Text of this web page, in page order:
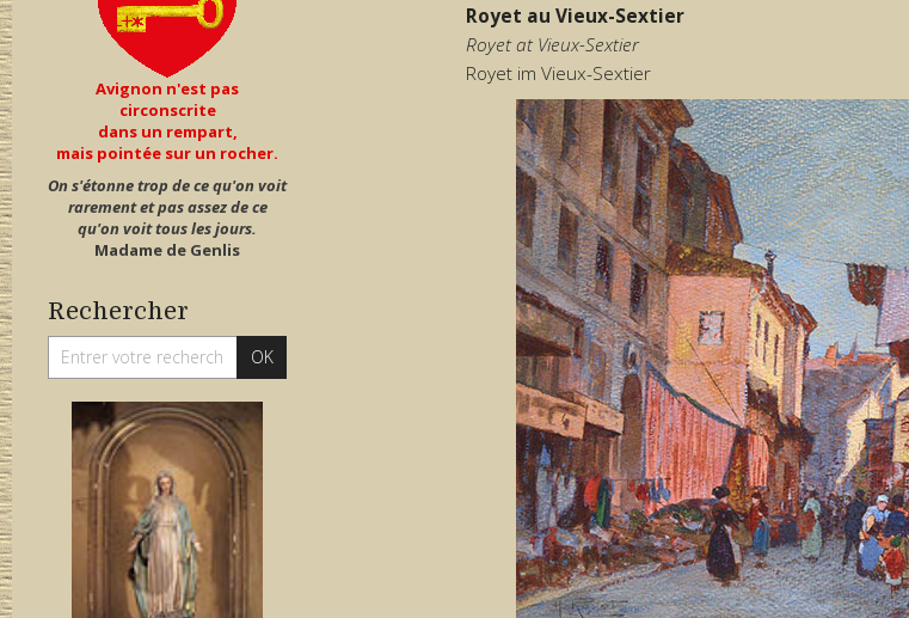
Avignon n'est pas
circonscrite
dans un rempart,
mais pointée sur un rocher.
On s'étonne trop de ce qu'on voit
rarement et pas assez de ce
qu'on voit tous les jours.
Madame de Genlis
Rechercher
Royet au Vieux-Sextier
Royet at Vieux-Sextier
Royet im Vieux-Sextier